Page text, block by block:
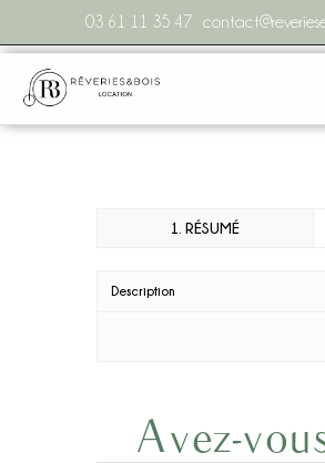
03 61 11 35 47
1. RÉSUMÉ
Description
Avez-